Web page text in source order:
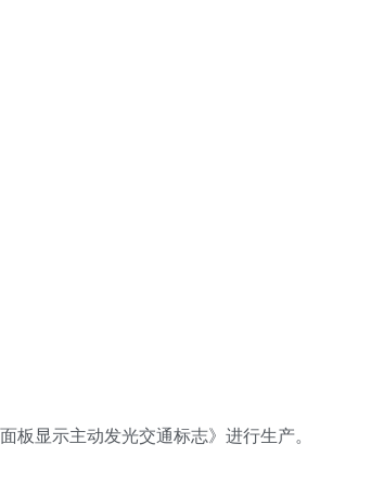
显示主动发光交通标志》进行生产。